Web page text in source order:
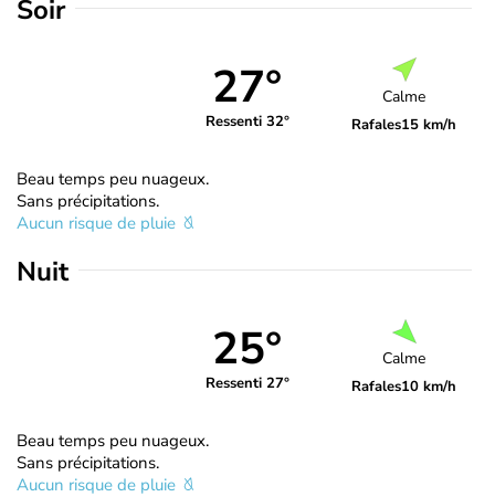
Soir
27°
Ressenti 32°
Calme
Rafales15 km/h
Beau temps peu nuageux.
Sans précipitations.
Aucun risque de pluie
Nuit
25°
Ressenti 27°
Calme
Rafales10 km/h
Beau temps peu nuageux.
Sans précipitations.
Aucun risque de pluie